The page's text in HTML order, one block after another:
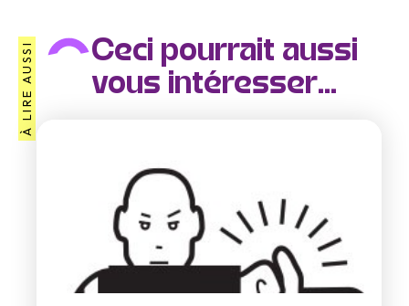
À LIRE AUSSI
Ceci pourrait aussi
vous intéresser...